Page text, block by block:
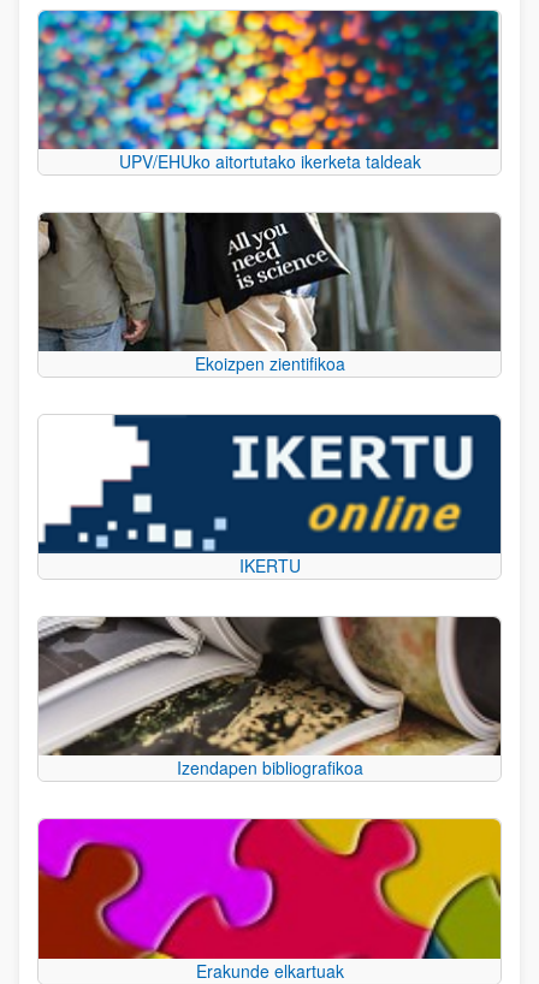
UPV/EHUko aitortutako ikerketa taldeak
Ekoizpen zientifikoa
IKERTU
Izendapen bibliografikoa
Erakunde elkartuak